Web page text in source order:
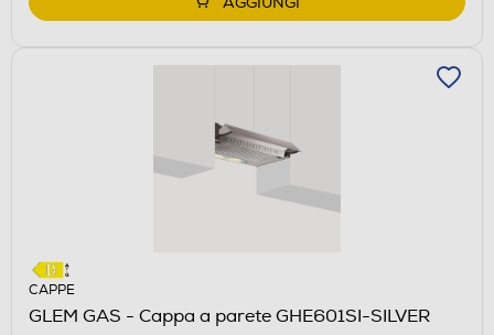
CAPPE
GLEM GAS - Cappa a parete GHE601SI-SILVER